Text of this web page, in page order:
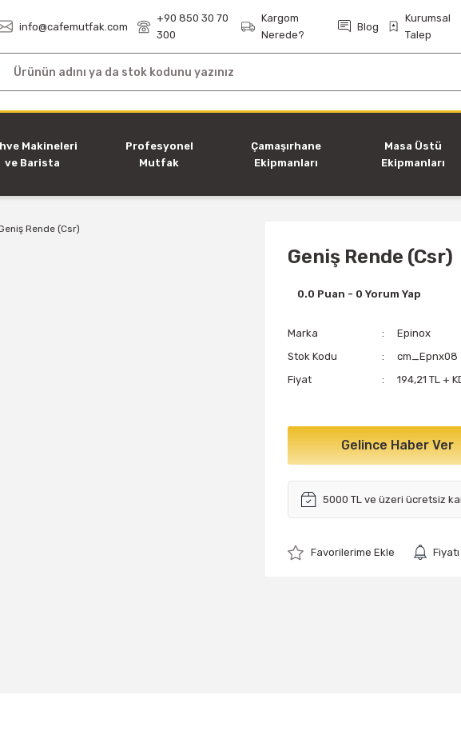
info@cafemutfak.com
+90 850 30 70
300
Kargom
Nerede?
Blog
Kurumsal
Talep
Makineleri
ve Barista
Profesyonel
Mutfak
Çamaşırhane
Ekipmanları
Masa Üstü
Ekipmanları
Geniş Rende (Csr)
0.0 Puan - 0 Yorum Yap
Marka
Epinox
Stok Kodu
cm_Epnx08
Fiyat
194,21 TL +
Gelince Haber Ver
5000 TL ve üzeri ücretsiz